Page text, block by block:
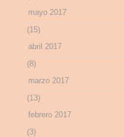
mayo 2017
(15)
abril 2017
(8)
marzo 2017
(13)
febrero 2017
(3)